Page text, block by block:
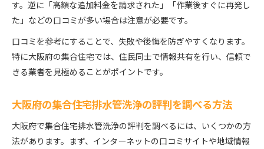
す。逆に「高額な追加料金を請求された」「作業後すぐに再発し
た」などの口コミが多い場合は注意が必要です。
口コミを参考にすることで、失敗や後悔を防ぎやすくなります。
特に大阪府の集合住宅では、住民同士で情報共有を行い、信頼で
きる業者を見極めることがポイントです。
大阪府の集合住宅排水管洗浄の評判を調べる方法
大阪府で集合住宅排水管洗浄の評判を調べるには、いくつかの方
法があります。まず、インターネットの口コミサイトや地域情報